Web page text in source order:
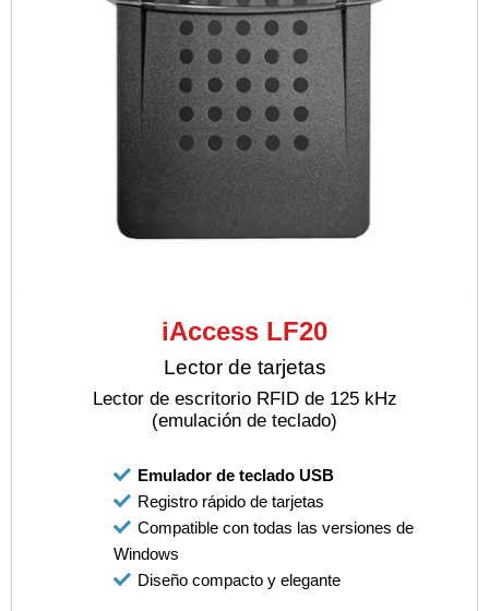
iAccess LF20
Lector de tarjetas
Lector de escritorio RFID de 125 kHz
(emulación de teclado)
Emulador de teclado USB
Registro rápido de tarjetas
Compatible con todas las versiones de
Windows
Diseño compacto y elegante